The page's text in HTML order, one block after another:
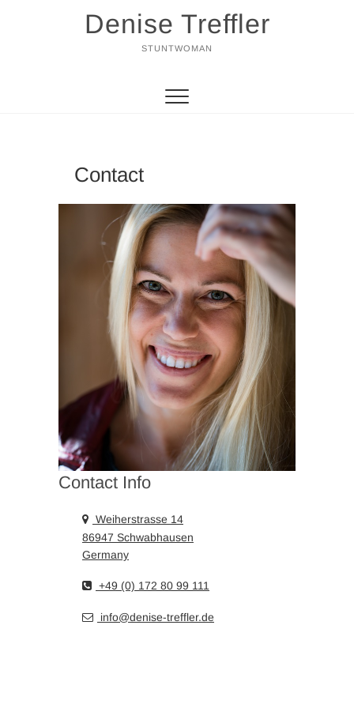
Denise Treffler
STUNTWOMAN
Contact
Contact Info
Weiherstrasse 14
86947 Schwabhausen
Germany
+49 (0) 172 80 99 111
info@denise-treffler.de